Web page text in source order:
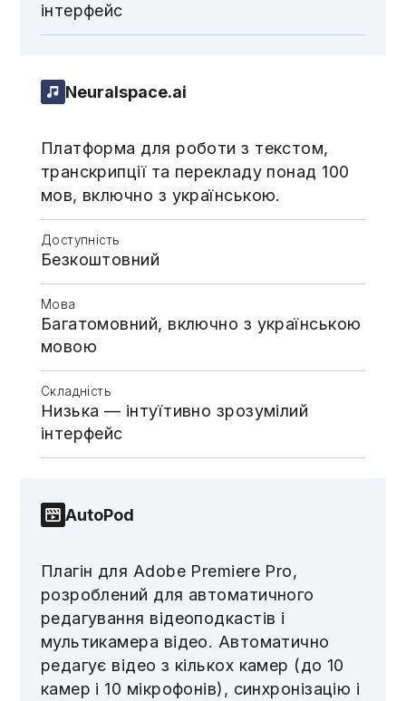
інтерфейс
Neuralspace.ai
Платформа для роботи з текстом,
транскрипції та перекладу понад 100
мов, включно з українською.
Доступність
Безкоштовний
Мова
Багатомовний, включно з українською
мовою
Складність
Низька — інтуїтивно зрозумілий
інтерфейс
AutoPod
Плагін для Adobe Premiere Pro,
розроблений для автоматичного
редагування відеоподкастів і
мультикамера відео. Автоматично
редагує відео з кількох камер (до 10
камер і 10 мікрофонів), синхронізацію і